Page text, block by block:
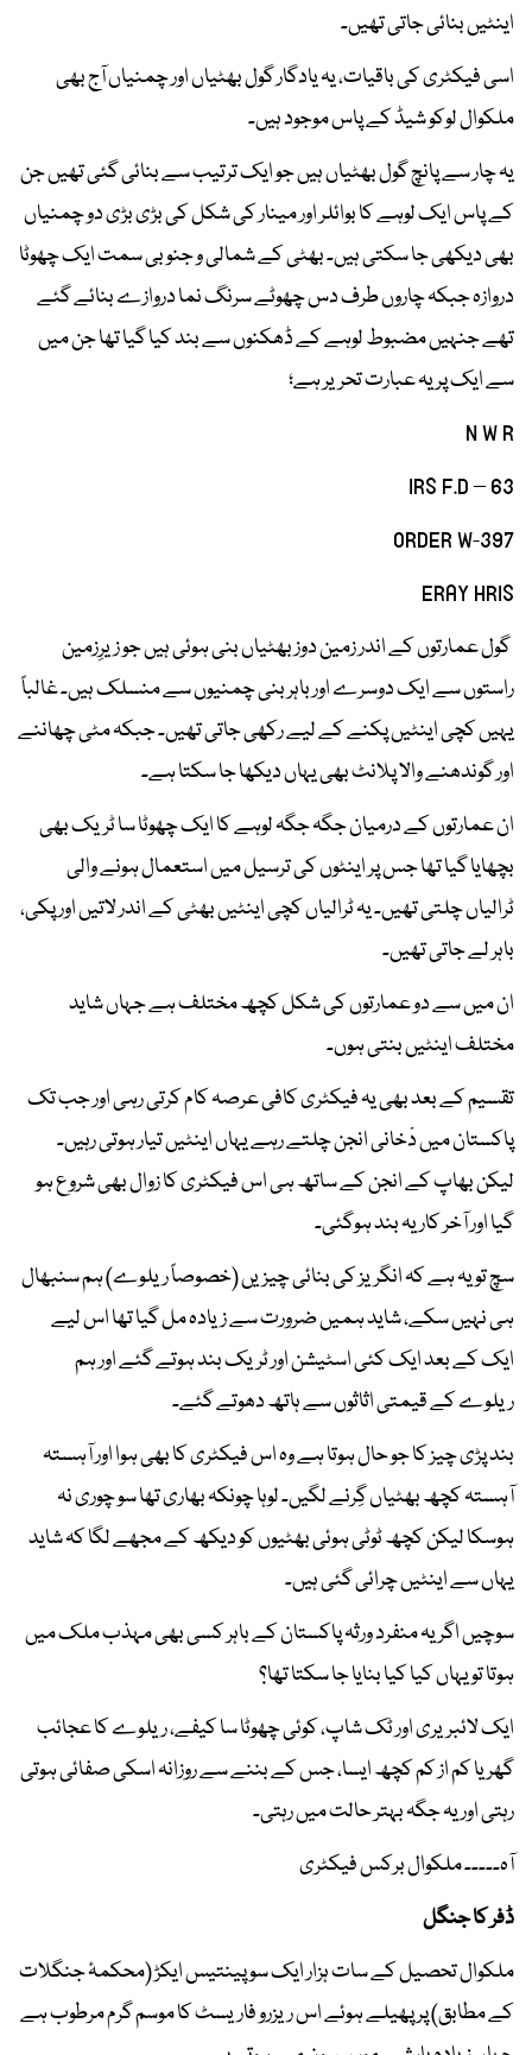
اینٹیں بنائی جاتی تھیں۔
اسی فیکٹری کی باقیات، یہ یادگار گول بھٹیاں اور چمنیاں آج بھی
ملکوال لوکو شیڈ کے پاس موجود ہیں۔
یہ چار سے پانچ گول بھٹیاں ہیں جو ایک ترتیب سے بنائی گئی تھیں جن
کے پاس ایک لوہے کا بوائلر اور مینار کی شکل کی بڑی بڑی دو چمنیاں
بھی دیکھی جا سکتی ہیں۔ بھٹی کے شمالی و جنوبی سمت ایک چھوٹا
دروازہ جبکہ چاروں طرف دس چھوٹے سرنگ نما دروازے بنائے گئے
تھے جنہیں مضبوط لوہے کے ڈھکنوں سے بند کیا گیا تھا جن میں
سے ایک پر یہ عبارت تحریر ہے؛
N W R
IRS F.D – 63
ORDER W-397
ERAY HRIS
گول عمارتوں کے اندر زمین دوز بھٹیاں بنی ہوئی ہیں جو زیرِزمین
راستوں سے ایک دوسرے اور باہر بنی چمنیوں سے منسلک ہیں۔ غالباً
یہیں کچی اینٹیں پکنے کے لیے رکھی جاتی تھیں۔ جبکہ مٹی چھاننے
اور گوندھنے والا پلانٹ بھی یہاں دیکھا جا سکتا ہے۔
ان عمارتوں کے درمیان جگہ جگہ لوہے کا ایک چھوٹا سا ٹریک بھی
بچھایا گیا تھا جس پر اینٹوں کی ترسیل میں استعمال ہونے والی
ٹرالیاں چلتی تھیں۔ یہ ٹرالیاں کچی اینٹیں بھٹی کے اندر لاتیں اور پکی،
باہر لے جاتی تھیں۔
ان میں سے دو عمارتوں کی شکل کچھ مختلف ہے جہاں شاید
مختلف اینٹیں بنتی ہوں۔
تقسیم کے بعد بھی یہ فیکٹری کافی عرصہ کام کرتی رہی اور جب تک
پاکستان میں دْخانی انجن چلتے رہے یہاں اینٹیں تیار ہوتی رہیں۔
لیکن بھاپ کے انجن کے ساتھ ہی اس فیکٹری کا زوال بھی شروع ہو
گیا اور آخر کار یہ بند ہوگئی۔
سچ تو یہ ہے کہ انگریز کی بنائی چیزیں (خصوصاً ریلوے) ہم سنبھال
ہی نہیں سکے، شاید ہمیں ضرورت سے زیادہ مل گیا تھا اس لیے
ایک کے بعد ایک کئی اسٹیشن اور ٹریک بند ہوتے گئے اور ہم
ریلوے کے قیمتی اثاثوں سے ہاتھ دھوتے گئے۔
بند پڑی چیز کا جو حال ہوتا ہے وہ اس فیکٹری کا بھی ہوا اور آہستہ
آہستہ کچھ بھٹیاں گِرنے لگیں۔ لوہا چونکہ بھاری تھا سو چوری نہ
ہوسکا لیکن کچھ ٹوٹی ہوئی بھٹیوں کو دیکھ کے مجھے لگا کہ شاید
یہاں سے اینٹیں چرائی گئی ہیں۔
سوچیں اگر یہ منفرد ورثہ پاکستان کے باہر کسی بھی مہذب ملک میں
ہوتا تو یہاں کیا کیا بنایا جا سکتا تھا؟
ایک لائبریری اور ٹک شاپ، کوئی چھوٹا سا کیفے، ریلوے کا عجائب
گھر یا کم از کم کچھ ایسا، جس کے بننے سے روزانہ اسکی صفائی ہوتی
رہتی اور یہ جگہ بہتر حالت میں رہتی۔
آہ۔۔۔۔۔ ملکوال برکس فیکٹری
ڈفر کا جنگل
ملکوال تحصیل کے سات ہزار ایک سو پینتیس ایکڑ (محکمۂ جنگلات
کے مطابق) پر پھیلے ہوئے اس ریزرو فاریسٹ کا موسم گرم مرطوب ہے